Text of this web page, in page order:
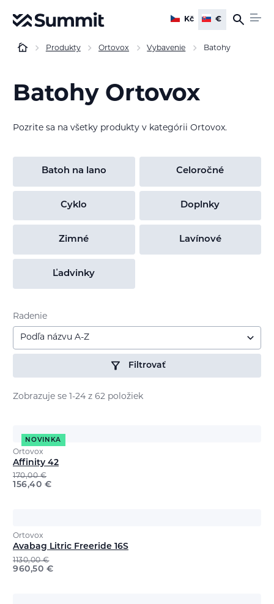
Kč €
Produkty Ortovox Vybavenie Batohy
Batohy Ortovox
Pozrite sa na všetky produkty v kategórii Ortovox.
Batoh na lano Celoročné
Cyklo Doplnky
Zimné Lavínové
Ľadvinky
Radenie
Podľa názvu A-Z
Filtrovať
Zobrazuje se 1-24 z 62 položiek
NOVINKA
Ortovox
Affinity 42
170,00€
156,40 €
Ortovox
Avabag Litric Freeride 16S
1130,00€
960,50 €